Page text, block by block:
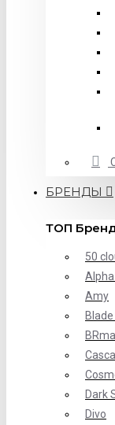
БРЕНДЫ
ТОП
50
Amy
Dark
Divo